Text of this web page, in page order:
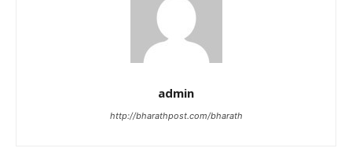
admin
http://bharathpost.com/bharath